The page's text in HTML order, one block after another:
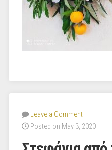
Leave a Comment
Posted on May 3, 2020